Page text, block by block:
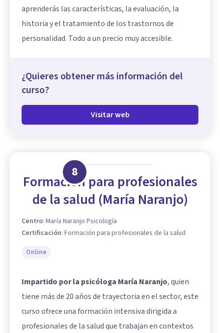
aprenderás las características, la evaluación, la
historia y el tratamiento de los trastornos de
personalidad. Todo a un precio muy accesible.
¿Quieres obtener más información del
curso?
Visitar web
8
Formación para profesionales
de la salud (María Naranjo)
Centro: María Naranjo Psicología
Certificación: Formación para profesionales de la salud
Online
Impartido por la psicóloga María Naranjo, quien
tiene más de 20 años de trayectoria en el sector, este
curso ofrece una formación intensiva dirigida a
profesionales de la salud que trabajan en contextos